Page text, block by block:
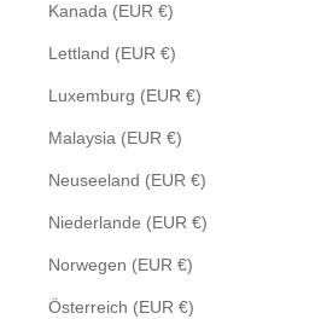
Kanada (EUR €)
Lettland (EUR €)
Luxemburg (EUR €)
Malaysia (EUR €)
Neuseeland (EUR €)
Niederlande (EUR €)
Norwegen (EUR €)
Österreich (EUR €)